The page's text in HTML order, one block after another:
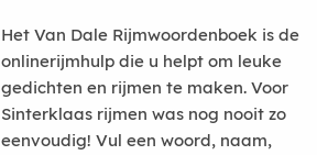
Het Van Dale Rijmwoordenboek is de
onlinerijmhulp die u helpt om leuke
gedichten en rijmen te maken. Voor
Sinterklaas rijmen was nog nooit zo
eenvoudig! Vul een woord, naam,